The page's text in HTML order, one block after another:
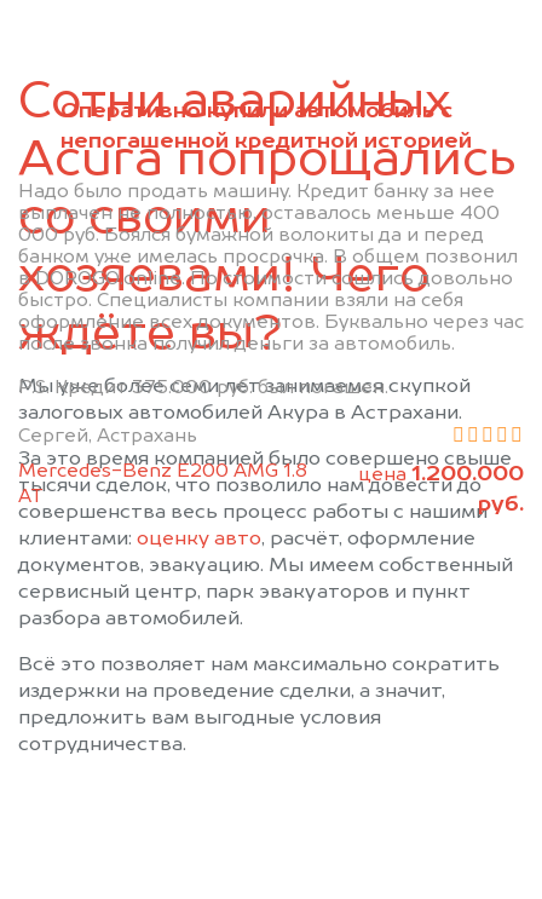
Оперативно купили автомобиль с
непогашенной кредитной историей
Надо было продать машину. Кредит банку за нее
выплачен не полностью, оставалось меньше 400
000 руб. Боялся бумажной волокиты да и перед
банком уже имелась просрочка. В общем позвонил
в DOROGO.online. По стоимости сошлись довольно
быстро. Специалисты компании взяли на себя
оформление всех документов. Буквально через час
после звонка получил деньги за автомобиль.
P.S. Кредит 375.000 руб. был погашен.
Сергей, Астрахань
Mercedes-Benz E200 AMG 1.8
АТ
цена 1.200.000
руб.
Сотни аварийных
Acura попрощались
со своими
хозяевами! Чего
ждёте вы?
Мы уже более семи лет занимаемся скупкой
залоговых автомобилей Акура в Астрахани.
За это время компанией было совершено свыше
тысячи сделок, что позволило нам довести до
совершенства весь процесс работы с нашими
клиентами: оценку авто, расчёт, оформление
документов, эвакуацию. Мы имеем собственный
сервисный центр, парк эвакуаторов и пункт
разбора автомобилей.
Всё это позволяет нам максимально сократить
издержки на проведение сделки, а значит,
предложить вам выгодные условия
сотрудничества.